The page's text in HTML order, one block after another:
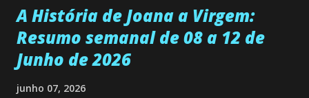
A História de Joana a Virgem:
Resumo semanal de 08 a 12 de
Junho de 2026
junho 07, 2026